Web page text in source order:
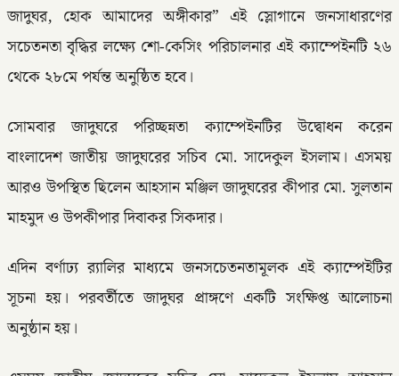
জাদুঘর, হোক আমাদের অঙ্গীকার” এই স্লোগানে জনসাধারণের
সচেতনতা বৃদ্ধির লক্ষ্যে শো-কেসিং পরিচালনার এই ক্যাম্পেইনটি ২৬
থেকে ২৮মে পর্যন্ত অনুষ্ঠিত হবে।
সোমবার জাদুঘরে পরিচ্ছন্নতা ক্যাম্পেইনটির উদ্বোধন করেন
বাংলাদেশ জাতীয় জাদুঘরের সচিব মো. সাদেকুল ইসলাম। এসময়
আরও উপস্থিত ছিলেন আহসান মঞ্জিল জাদুঘরের কীপার মো. সুলতান
মাহমুদ ও উপকীপার দিবাকর সিকদার।
এদিন বর্ণাঢ্য র‍্যালির মাধ্যমে জনসচেতনতামূলক এই ক্যাম্পেইটির
সূচনা হয়। পরবর্তীতে জাদুঘর প্রাঙ্গণে একটি সংক্ষিপ্ত আলোচনা
অনুষ্ঠান হয়।